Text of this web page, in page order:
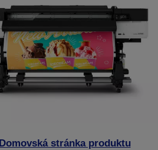
Domovská stránka produktu